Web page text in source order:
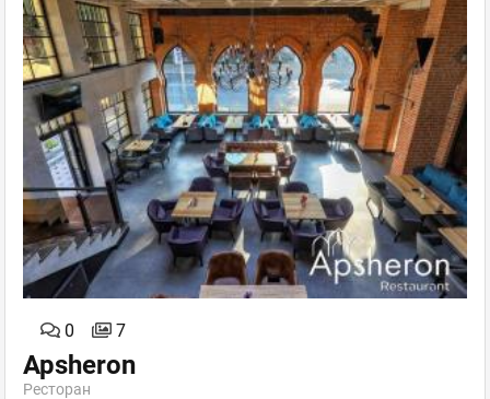
0 7
Apsheron
Ресторан